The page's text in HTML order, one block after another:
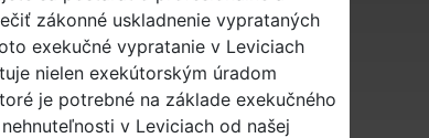
zákonné uskladnenie vyprataných
exekučné vypratanie v Leviciach
nielen exekútorským úradom
je potrebné na základe exekučného
v Leviciach od našej